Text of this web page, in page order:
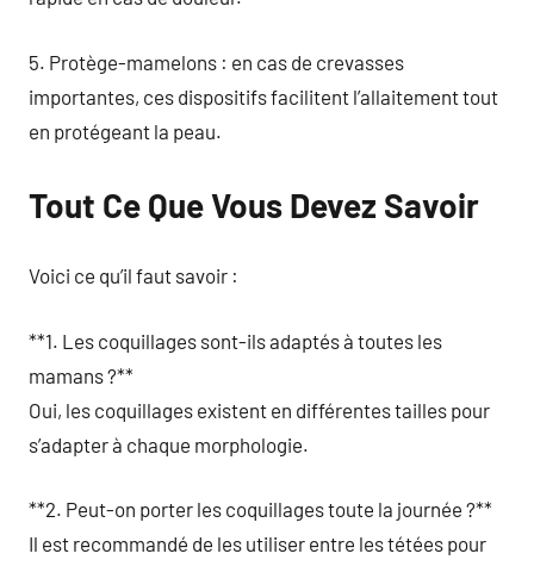
5. Protège-mamelons : en cas de crevasses
importantes, ces dispositifs facilitent l’allaitement tout
en protégeant la peau.
Tout Ce Que Vous Devez Savoir
Voici ce qu’il faut savoir :
**1. Les coquillages sont-ils adaptés à toutes les
mamans ?**
Oui, les coquillages existent en différentes tailles pour
s’adapter à chaque morphologie.
**2. Peut-on porter les coquillages toute la journée ?**
Il est recommandé de les utiliser entre les tétées pour